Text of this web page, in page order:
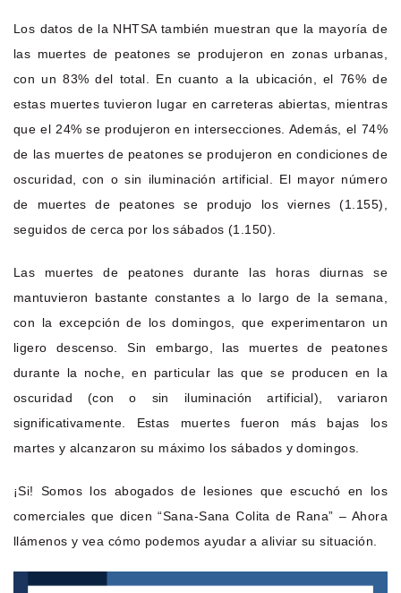
Los datos de la NHTSA también muestran que la mayoría de
las muertes de peatones se produjeron en zonas urbanas,
con un 83% del total. En cuanto a la ubicación, el 76% de
estas muertes tuvieron lugar en carreteras abiertas, mientras
que el 24% se produjeron en intersecciones. Además, el 74%
de las muertes de peatones se produjeron en condiciones de
oscuridad, con o sin iluminación artificial. El mayor número
de muertes de peatones se produjo los viernes (1.155),
seguidos de cerca por los sábados (1.150).
Las muertes de peatones durante las horas diurnas se
mantuvieron bastante constantes a lo largo de la semana,
con la excepción de los domingos, que experimentaron un
ligero descenso. Sin embargo, las muertes de peatones
durante la noche, en particular las que se producen en la
oscuridad (con o sin iluminación artificial), variaron
significativamente. Estas muertes fueron más bajas los
martes y alcanzaron su máximo los sábados y domingos.
¡Si! Somos los abogados de lesiones que escuchó en los
comerciales que dicen “Sana-Sana Colita de Rana” – Ahora
llámenos y vea cómo podemos ayudar a aliviar su situación.